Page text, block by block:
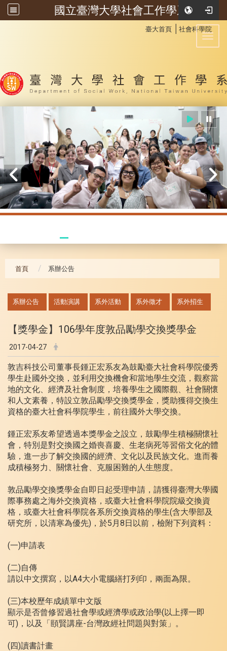
國立臺灣大學社會工作學系
臺大首頁 社會科學院
首頁 系辦公告
系辦公告 活動演講 系外活動 系外徵才 系外招生
【獎學金】106學年度敦品勵學交換獎學金
2017-04-27
敦吉科技公司董事長鍾正宏系友為鼓勵臺大社會科學院優秀
學生赴國外交換，並利用交換機會和當地學生交流，觀察當
地的文化、經濟及社會制度，培養學生之國際觀、社會關懷
和人文素養，特設立敦品勵學交換獎學金，獎助獲得交換生
資格的臺大社會科學院學生，前往國外大學交換。
鍾正宏系友希望透過本獎學金之設立，鼓勵學生積極關懷社
會，特別是對交換國之婚喪喜慶、生老病死等習俗文化的體
驗，進一步了解交換國的經濟、文化以及民族文化。進而養
成積極努力、關懷社會、克服困難的人生態度。
敦品勵學交換獎學金自即日起受理申請，請獲得臺灣大學國
際事務處之海外交換資格，或臺大社會科學院院級交換資
格，或臺大社會科學院各系所交換資格的學生(含大學部及
研究所，以清寒為優先)，於5月8日以前，檢附下列資料：
(一)申請表
(二)自傳
請以中文撰寫，以A4大小電腦繕打列印，兩面為限。
(三)本校歷年成績單中文版
顯示是否曾修習過社會學或經濟學或政治學(以上擇一即
可)，以及「頤賢講座-台灣政經社問題與對策」。
(四)讀書計畫